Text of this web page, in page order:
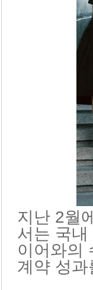
지난 2월
서는 국
이어와의
계약 성과